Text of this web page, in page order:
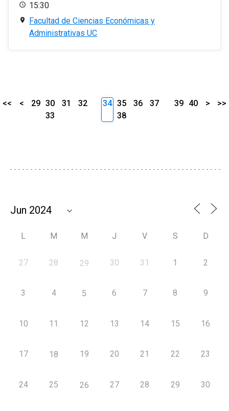
15:30
Facultad de Ciencias Económicas y
Administrativas UC
<< < 29 30 31
32
33
34 35 36
37
38
39 40 > >>
L M M J V S D
27 28 29 30 31 1 2
3 4 5 6 7 8 9
10 11 12 13 14 15 16
17 18 19 20 21 22 23
24 25 26 27 28 29 30